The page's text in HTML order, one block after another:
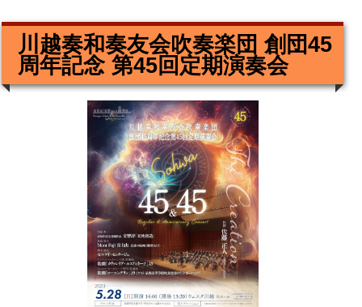
川越奏和奏友会吹奏楽団 創団45
周年記念 第45回定期演奏会